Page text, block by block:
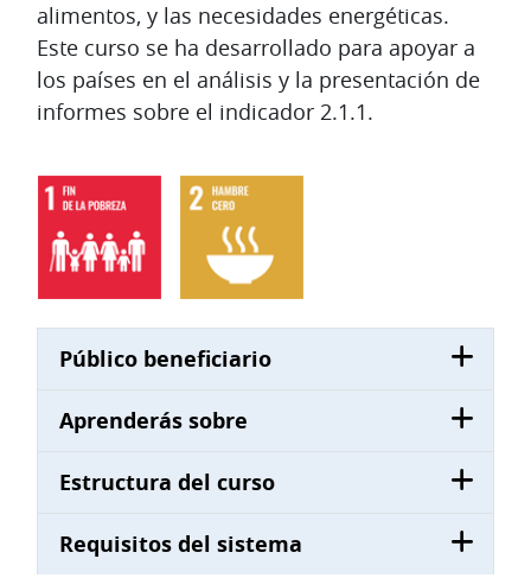
alimentos, y las necesidades energéticas.
Este curso se ha desarrollado para apoyar a
los países en el análisis y la presentación de
informes sobre el indicador 2.1.1.
Público beneficiario
Aprenderás sobre
Estructura del curso
Requisitos del sistema